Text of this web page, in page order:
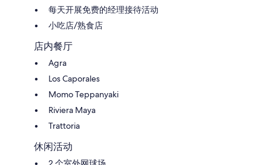
每天开展免费的经理接待活动
小吃店/熟食店
店内餐厅
Agra
Los Caporales
Momo Teppanyaki
Riviera Maya
Trattoria
休闲活动